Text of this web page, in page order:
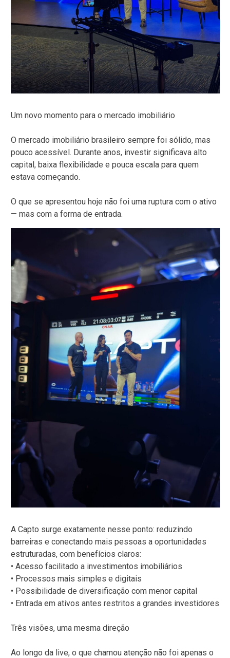
Um novo momento para o mercado imobiliário
O mercado imobiliário brasileiro sempre foi sólido, mas
pouco acessível. Durante anos, investir significava alto
capital, baixa flexibilidade e pouca escala para quem
estava começando.
O que se apresentou hoje não foi uma ruptura com o ativo
— mas com a forma de entrada.
A Capto surge exatamente nesse ponto: reduzindo
barreiras e conectando mais pessoas a oportunidades
estruturadas, com benefícios claros:
• Acesso facilitado a investimentos imobiliários
• Processos mais simples e digitais
• Possibilidade de diversificação com menor capital
• Entrada em ativos antes restritos a grandes investidores
Três visões, uma mesma direção
Ao longo da live, o que chamou atenção não foi apenas o